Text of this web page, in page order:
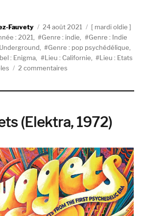
« Rain Parade, Emergency Third Rail Power
Fauvety
Publié
le
24 août 2021 Catégories
mardi oldie
: 2021 Genre : indie
Genre : Indie
Genre : pop psychédélique
: Enigma Lieu : Californie
Lieu : Etats
2 commentaires
Rail
Power
(1983,
Enigma)
(Elektra, 1972)